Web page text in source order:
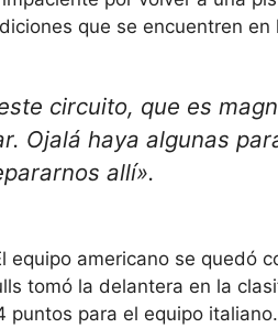
que se encuentren en
circuito, que es
Ojalá haya algunas
allí».
equipo americano se quedó
tomó la delantera en la
puntos para el equipo italiano.